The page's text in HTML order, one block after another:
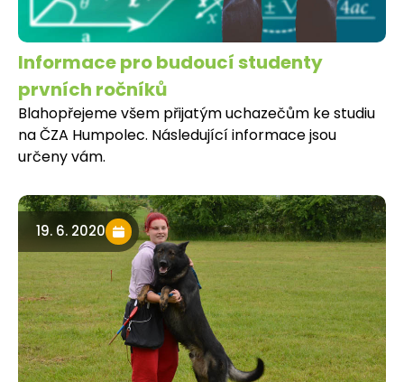
Informace pro budoucí studenty
prvních ročníků
Blahopřejeme všem přijatým uchazečům ke studiu
na ČZA Humpolec. Následující informace jsou
určeny vám.
19. 6. 2020